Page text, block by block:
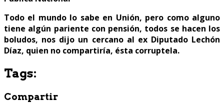
Todo el mundo lo sabe en Unión, pero como alguno
tiene algún pariente con pensión, todos se hacen los
boludos, nos dijo un cercano al ex Diputado Lechón
Díaz, quien no compartiría, ésta corruptela.
Tags:
Compartir